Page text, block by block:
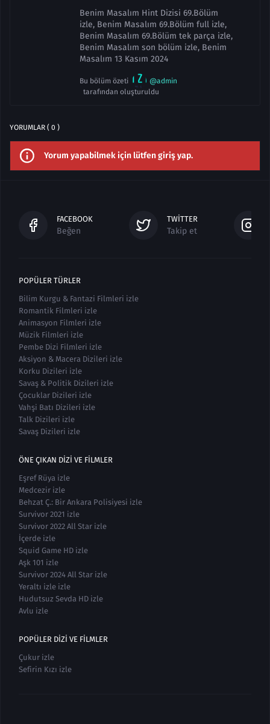
Benim Masalım Hint Dizisi 69.Bölüm
izle, Benim Masalım 69.Bölüm full izle,
Benim Masalım 69.Bölüm tek parça izle,
Benim Masalım son bölüm izle, Benim
Masalım 13 Kasım 2024
Bu bölüm özeti
@admin
tarafından oluşturuldu
YORUMLAR ( 0 )
Yorum yapabilmek için lütfen giriş yap.
FACEBOOK
Beğen
TWITTER
Takip et
POPÜLER TÜRLER
Bilim Kurgu & Fantazi Filmleri izle
Romantik Filmleri izle
Animasyon Filmleri izle
Müzik Filmleri izle
Pembe Dizi Filmleri izle
Aksiyon & Macera Dizileri izle
Korku Dizileri izle
Savaş & Politik Dizileri izle
Çocuklar Dizileri izle
Vahşi Batı Dizileri izle
Talk Dizileri izle
Savaş Dizileri izle
ÖNE ÇIKAN DIZI VE FILMLER
Eşref Rüya izle
Medcezir izle
Behzat Ç.: Bir Ankara Polisiyesi izle
Survivor 2021 izle
Survivor 2022 All Star izle
İçerde izle
Squid Game HD izle
Aşk 101 izle
Survivor 2024 All Star izle
Yeraltı izle izle
Hudutsuz Sevda HD izle
Avlu izle
POPÜLER DIZI VE FILMLER
Çukur izle
Sefirin Kızı izle